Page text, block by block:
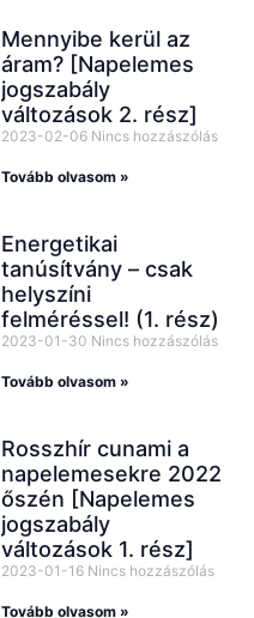
Mennyibe kerül az
áram? [Napelemes
jogszabály
változások 2. rész]
2023-02-06 Nincs hozzászólás
Tovább olvasom »
Energetikai
tanúsítvány – csak
helyszíni
felméréssel! (1. rész)
2023-01-30 Nincs hozzászólás
Tovább olvasom »
Rosszhír cunami a
napelemesekre 2022
őszén [Napelemes
jogszabály
változások 1. rész]
2023-01-16 Nincs hozzászólás
Tovább olvasom »